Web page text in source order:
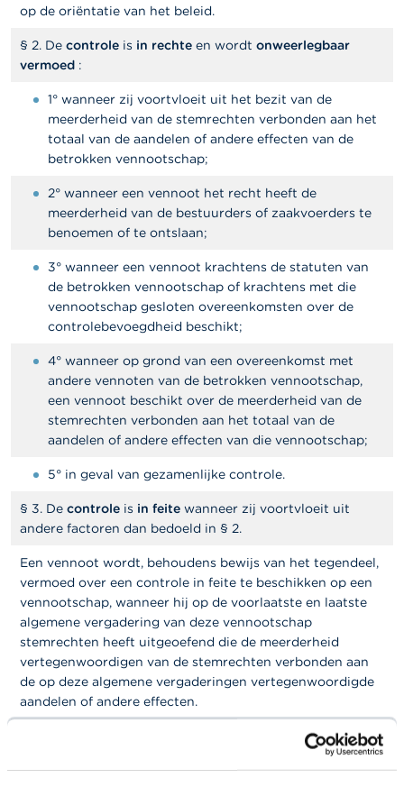
c
h
u
op de oriëntatie van het beleid.
§ 2. De controle is in rechte en wordt onweerlegbaar
vermoed :
1° wanneer zij voortvloeit uit het bezit van de
meerderheid van de stemrechten verbonden aan het
totaal van de aandelen of andere effecten van de
betrokken vennootschap;
2° wanneer een vennoot het recht heeft de
meerderheid van de bestuurders of zaakvoerders te
benoemen of te ontslaan;
3° wanneer een vennoot krachtens de statuten van
de betrokken vennootschap of krachtens met die
vennootschap gesloten overeenkomsten over de
controlebevoegdheid beschikt;
4° wanneer op grond van een overeenkomst met
andere vennoten van de betrokken vennootschap,
een vennoot beschikt over de meerderheid van de
stemrechten verbonden aan het totaal van de
aandelen of andere effecten van die vennootschap;
5° in geval van gezamenlijke controle.
§ 3. De controle is in feite wanneer zij voortvloeit uit
andere factoren dan bedoeld in § 2.
Een vennoot wordt, behoudens bewijs van het tegendeel,
vermoed over een controle in feite te beschikken op een
vennootschap, wanneer hij op de voorlaatste en laatste
algemene vergadering van deze vennootschap
stemrechten heeft uitgeoefend die de meerderheid
vertegenwoordigen van de stemrechten verbonden aan
de op deze algemene vergaderingen vertegenwoordigde
aandelen of andere effecten.
Art. 1:15 Voor de toepassing van dit wetboek wordt